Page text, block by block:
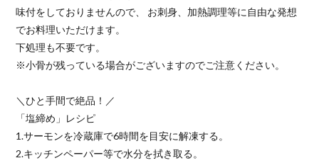
味付をしておりませんので、 お刺身、加熱調理等に自由な発想
でお料理いただけます。
下処理も不要です。
※小骨が残っている場合がございますのでご注意ください。
＼ひと手間で絶品！／
「塩締め」レシピ
1.サーモンを冷蔵庫で6時間を目安に解凍する。
2.キッチンペーパー等で水分を拭き取る。